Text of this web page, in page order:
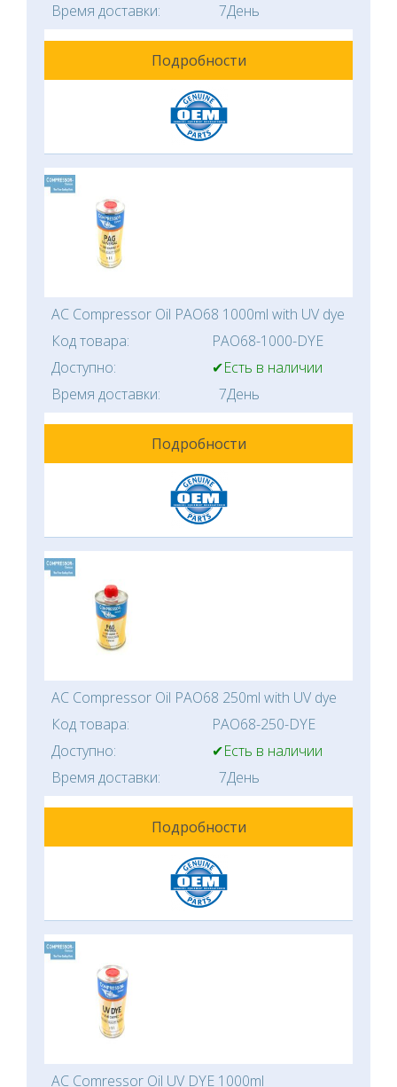
Время доставки:
7День
Подробности
AC Compressor Oil PAO68 1000ml with UV dye
Код товара:
PAO68-1000-DYE
Доступно:
✔Есть в наличии
Время доставки:
7День
Подробности
AC Compressor Oil PAO68 250ml with UV dye
Код товара:
PAO68-250-DYE
Доступно:
✔Есть в наличии
Время доставки:
7День
Подробности
AC Comressor Oil UV DYE 1000ml